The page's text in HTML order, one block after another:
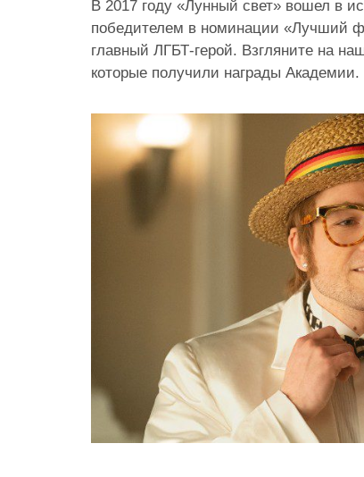
В 2017 году «Лунный свет» вошел в
победителем в номинации «Лучший
главный ЛГБТ-герой. Взгляните на
которые получили награды Академии.